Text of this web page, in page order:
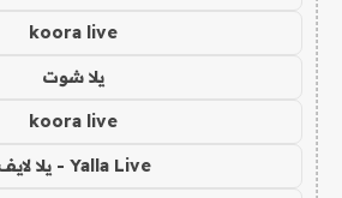
koora live
يلا شوت
koora live
Yalla Live - يلا لايف